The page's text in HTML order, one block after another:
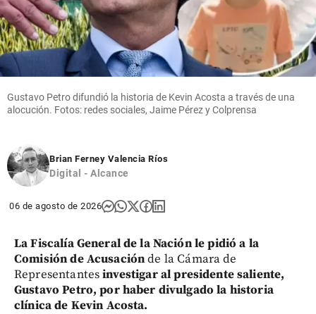
Gustavo Petro difundió la historia de Kevin Acosta a través de una
alocución. Fotos: redes sociales, Jaime Pérez y Colprensa
Brian Ferney Valencia Ríos
Digital - Alcance
06 de agosto de 2026
La Fiscalía General de la Nación le pidió a la
Comisión de Acusaciónde la Cámara de
Representantesinvestigar al presidente saliente,
Gustavo Petro, por haber divulgado la historia
clínica de Kevin Acosta.